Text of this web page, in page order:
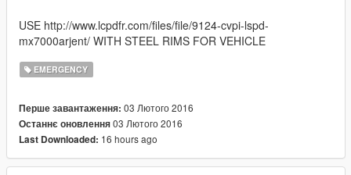
USE http://www.lcpdfr.com/files/file/9124-cvpi-lspd-
mx7000arjent/ WITH STEEL RIMS FOR VEHICLE
EMERGENCY
Перше завантаження: 03 Лютого 2016
Останнє оновлення03 Лютого 2016
Last Downloaded: 16 hours ago